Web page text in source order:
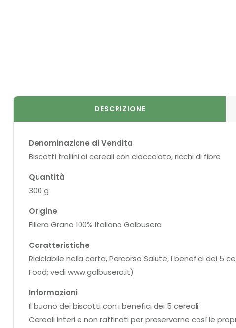
DESCRIZIONE
Denominazione di Vendita
Biscotti frollini ai cereali con cioccolato, ricchi di fibre
Quantità
300 g
Origine
Filiera Grano 100% Italiano Galbusera
Caratteristiche
Riciclabile nella carta, Percorso Salute, I benefici dei 5
Food; vedi www.galbusera.it)
Informazioni
Il buono dei biscotti con i benefici dei 5 cereali
Cereali interi e non raffinati per preservarne così le